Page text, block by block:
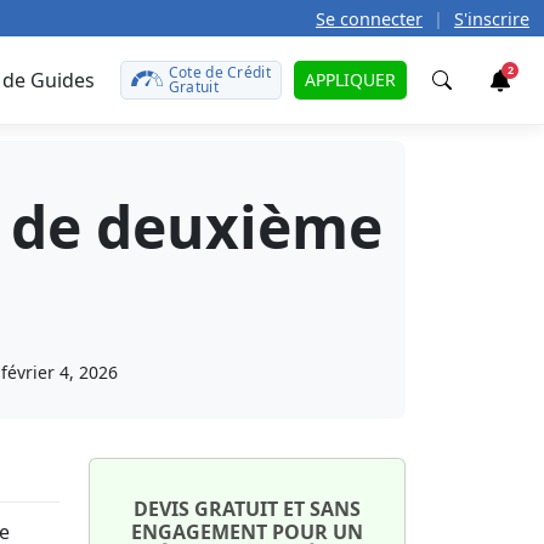
Se connecter | S'inscrire
sur
Guides Cote de Crédit
Gratuit APPLIQUER 2
deuxième
février 4, 2026
DEVIS GRATUIT ET SANS
ENGAGEMENT POUR UN